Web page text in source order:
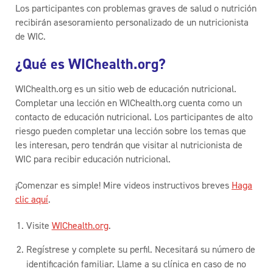
Los participantes con problemas graves de salud o nutrición
recibirán asesoramiento personalizado de un nutricionista
de WIC.
¿Qué es WIChealth.org?
WIChealth.org es un sitio web de educación nutricional.
Completar una lección en WIChealth.org cuenta como un
contacto de educación nutricional. Los participantes de alto
riesgo pueden completar una lección sobre los temas que
les interesan, pero tendrán que visitar al nutricionista de
WIC para recibir educación nutricional.
¡Comenzar es simple! Mire videos instructivos breves Haga
clic aquí.
Visite WIChealth.org.
Regístrese y complete su perfil. Necesitará su número de
identificación familiar. Llame a su clínica en caso de no